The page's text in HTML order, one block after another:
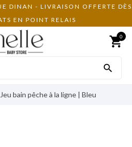
DINAN - LIVRAISON OFFERTE DÈS
EN POINT RELAIS
shopping_cart
0

Jeu bain pêche à la ligne | Bleu